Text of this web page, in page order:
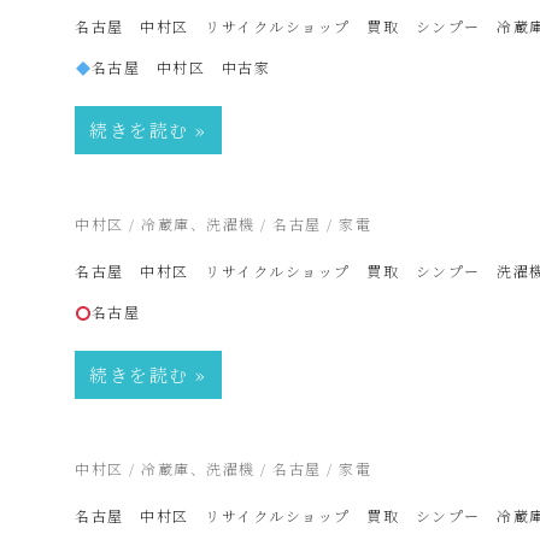
電
ク
名古屋 中村区 リサイクルショップ 買取 シンプー 冷蔵
名古屋 中村区 中古家
続きを読む
2025年2月19日
中村区 / 冷蔵庫、洗濯機 / 名古屋 / 家電
名古屋 中村区 リサイクルショップ 買取 シンプー 洗濯
名古屋
続きを読む
2025年2月19日
中村区 / 冷蔵庫、洗濯機 / 名古屋 / 家電
名古屋 中村区 リサイクルショップ 買取 シンプー 冷蔵